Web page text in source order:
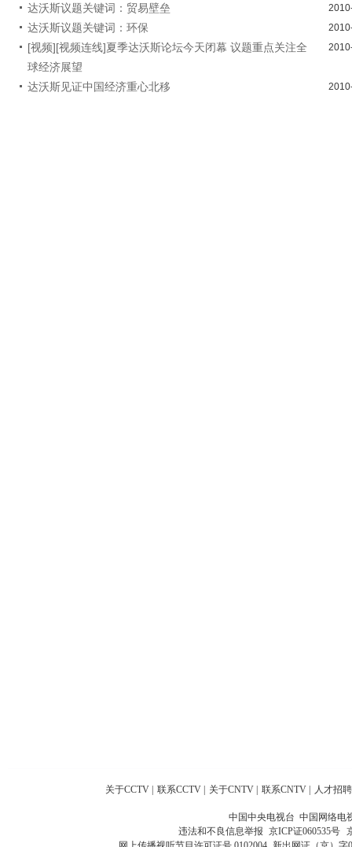
达沃斯议题关键词：贸易壁垒
达沃斯议题关键词：环保
[视频][视频连线]夏季达沃斯论坛今天闭幕 议题重点关注全
球经济展望
达沃斯见证中国经济重心北移
关于CCTV 联系CCTV 关于CNTV 联系CNTV 人才招聘
中国中央电视台 中国网络电
违法和不良信息举报 京ICP证060535号